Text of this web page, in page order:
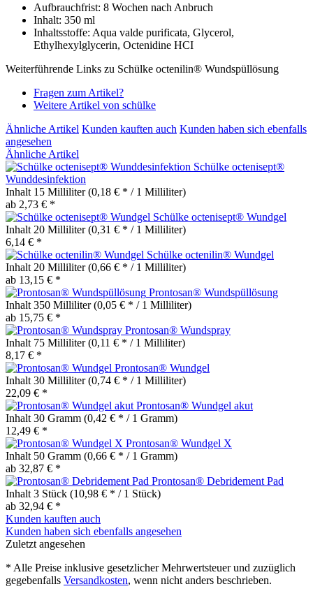
Aufbrauchfrist: 8 Wochen nach Anbruch
Inhalt: 350 ml
Inhaltsstoffe: Aqua valde purificata, Glycerol,
Ethylhexylglycerin, Octenidine HCI
Weiterführende Links zu Schülke octenilin® Wundspüllösung
Fragen zum Artikel?
Weitere Artikel von schülke
Ähnliche Artikel Kunden kauften auch Kunden haben sich ebenfalls
angesehen
Ähnliche Artikel
Schülke octenisept®
Wunddesinfektion
Inhalt 15 Milliliter(0,18 € * / 1 Milliliter)
ab 2,73 € *
Schülke octenisept® Wundgel
Inhalt 20 Milliliter(0,31 € * / 1 Milliliter)
6,14 € *
Schülke octenilin® Wundgel
Inhalt 20 Milliliter(0,66 € * / 1 Milliliter)
ab 13,15 € *
Prontosan® Wundspüllösung
Inhalt 350 Milliliter(0,05 € * / 1 Milliliter)
ab 15,75 € *
Prontosan® Wundspray
Inhalt 75 Milliliter(0,11 € * / 1 Milliliter)
8,17 € *
Prontosan® Wundgel
Inhalt 30 Milliliter(0,74 € * / 1 Milliliter)
22,09 € *
Prontosan® Wundgel akut
Inhalt 30 Gramm (0,42 € * / 1 Gramm)
12,49 € *
Prontosan® Wundgel X
Inhalt 50 Gramm (0,66 € * / 1 Gramm)
ab 32,87 € *
Prontosan® Debridement Pad
Inhalt 3 Stück (10,98 € * / 1 Stück)
ab 32,94 € *
Kunden kauften auch
Kunden haben sich ebenfalls angesehen
Zuletzt angesehen
* Alle Preise inklusive gesetzlicher Mehrwertsteuer und zuzüglich
gegebenfalls Versandkosten, wenn nicht anders beschrieben.